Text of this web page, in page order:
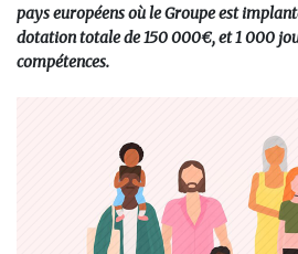
pays européens où le Groupe est
dotation totale de 150 000€, et 1 000
compétences.